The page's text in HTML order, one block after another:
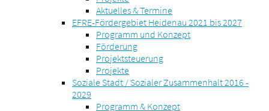
Aktuelles & Termine
EFRE-Fördergebiet Heidenau 2021 bis 2027
Programm und Konzept
Förderung
Projektsteuerung
Projekte
Soziale Stadt / Sozialer Zusammenhalt 2016 -
2029
Programm & Konzept